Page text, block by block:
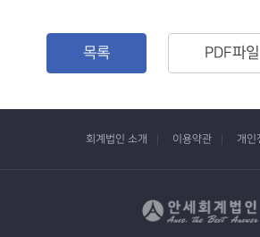
목록 PDF파
회계법인 소개 이용약관 개인